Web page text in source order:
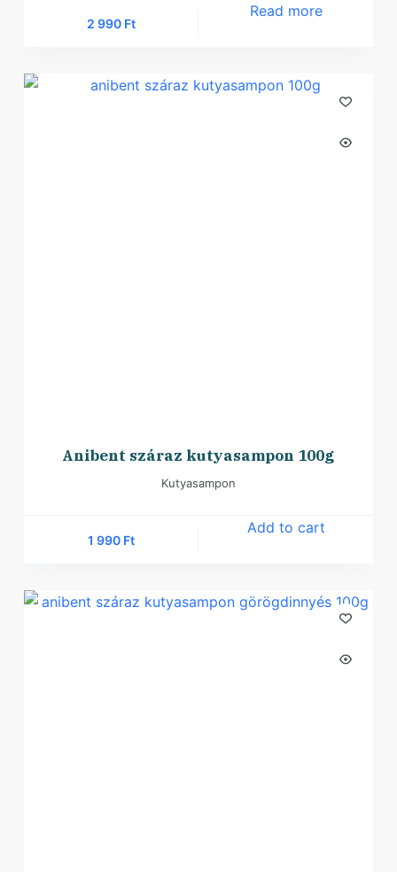
2 990 Ft
Read more
Anibent száraz kutyasampon 100g
Kutyasampon
1 990 Ft
Add to cart